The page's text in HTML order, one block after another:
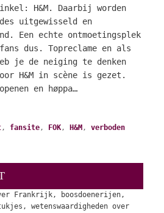
H&M. Daarbij worden
uitgewisseld en
Een echte ontmoetingsplek
dus. Topreclame en als
je de neiging te denken
H&M in scène is gezet.
en høppa…
, fansite, FOK, H&M ,verboden
Frankrijk, boosdoenerijen,
wetenswaardigheden over